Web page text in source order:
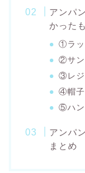
アンパ
かった
①ラッ
②サン
③レジ
④帽子
⑤ハン
アンパ
まとめ